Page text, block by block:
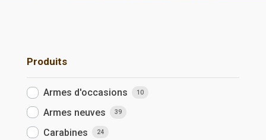
Produits
Armes d'occasions 10
Armes neuves 39
Carabines 24